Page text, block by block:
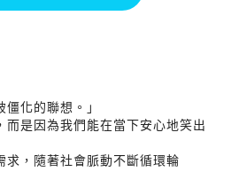
化的聯想。」
而是因為我們能在當下安心地笑出
求，隨著社會脈動不斷循環輪